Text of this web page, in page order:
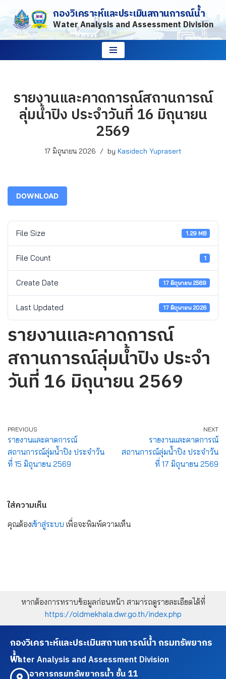
Skip
to
กองวิเคราะห์และประเมินสถานการณ์น้ำ
Water Analysis and Assessment Division
รายงานและคาดการณ์สถานการณ์
ลุ่มน้ำปิง ประจำวันที่ 16 มิถุนายน
2569
17 มิถุนายน 2026 by Kasidech Yuprasert
DOWNLOAD
File Size 1.29 MB
File Count 1
Create Date 17 มิถุนายน 2569
Last Updated 17 มิถุนายน 2026
รายงานและคาดการณ์
สถานการณ์ลุ่มน้ำปิง ประจำ
วันที่ 16 มิถุนายน 2569
PREVIOUS
รายงานและคาดการณ์
สถานการณ์ลุ่มน้ำปิง ประจำวัน
ที่ 15 มิถุนายน 2569
NEXT
รายงานและคาดการณ์
สถานการณ์ลุ่มน้ำปิง ประจำวัน
ที่ 17 มิถุนายน 2569
ใส่ความเห็น
คุณต้องเข้าสู่ระบบ เพื่อจะพิมพ์ความเห็น
หากต้องการทราบข้อมูลก่อนหน้า สามารถดูรายละเอียดได้ที่
https://oldmekhala.dwr.go.th/index.php
กองวิเคราะห์และประเมินสถานการณ์น้ำ กรมทรัพยากร
น้ำ
Water Analysis and Assessment Division
อาคารกรมทรัพยากรน้ำ ชั้น 11